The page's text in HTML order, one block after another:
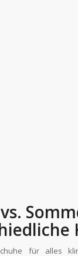
für alles